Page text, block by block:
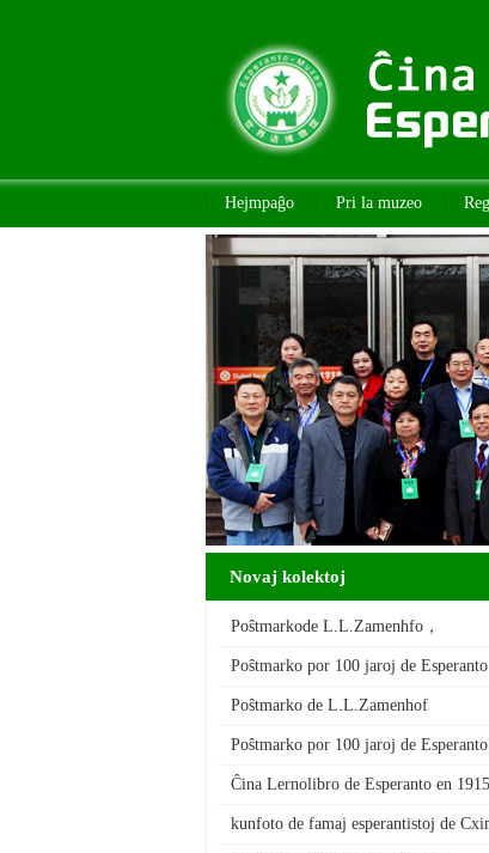
Hejmpaĝo Pri la muzeo
Novaj kolektoj
Poŝtmarkode L.L.Zamenhfo，
autoro de Esperanto
Poŝtmarko por 100 jaroj de Esperanto
Poŝtmarko de L.L.Zamenhof
Poŝtmarko por 100 jaroj de Esperanto
Ĉina Lernolibro de Esperanto en 1915
kunfoto de famaj esperantistoj de